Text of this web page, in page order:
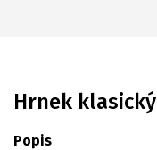
Hrnek
Popis